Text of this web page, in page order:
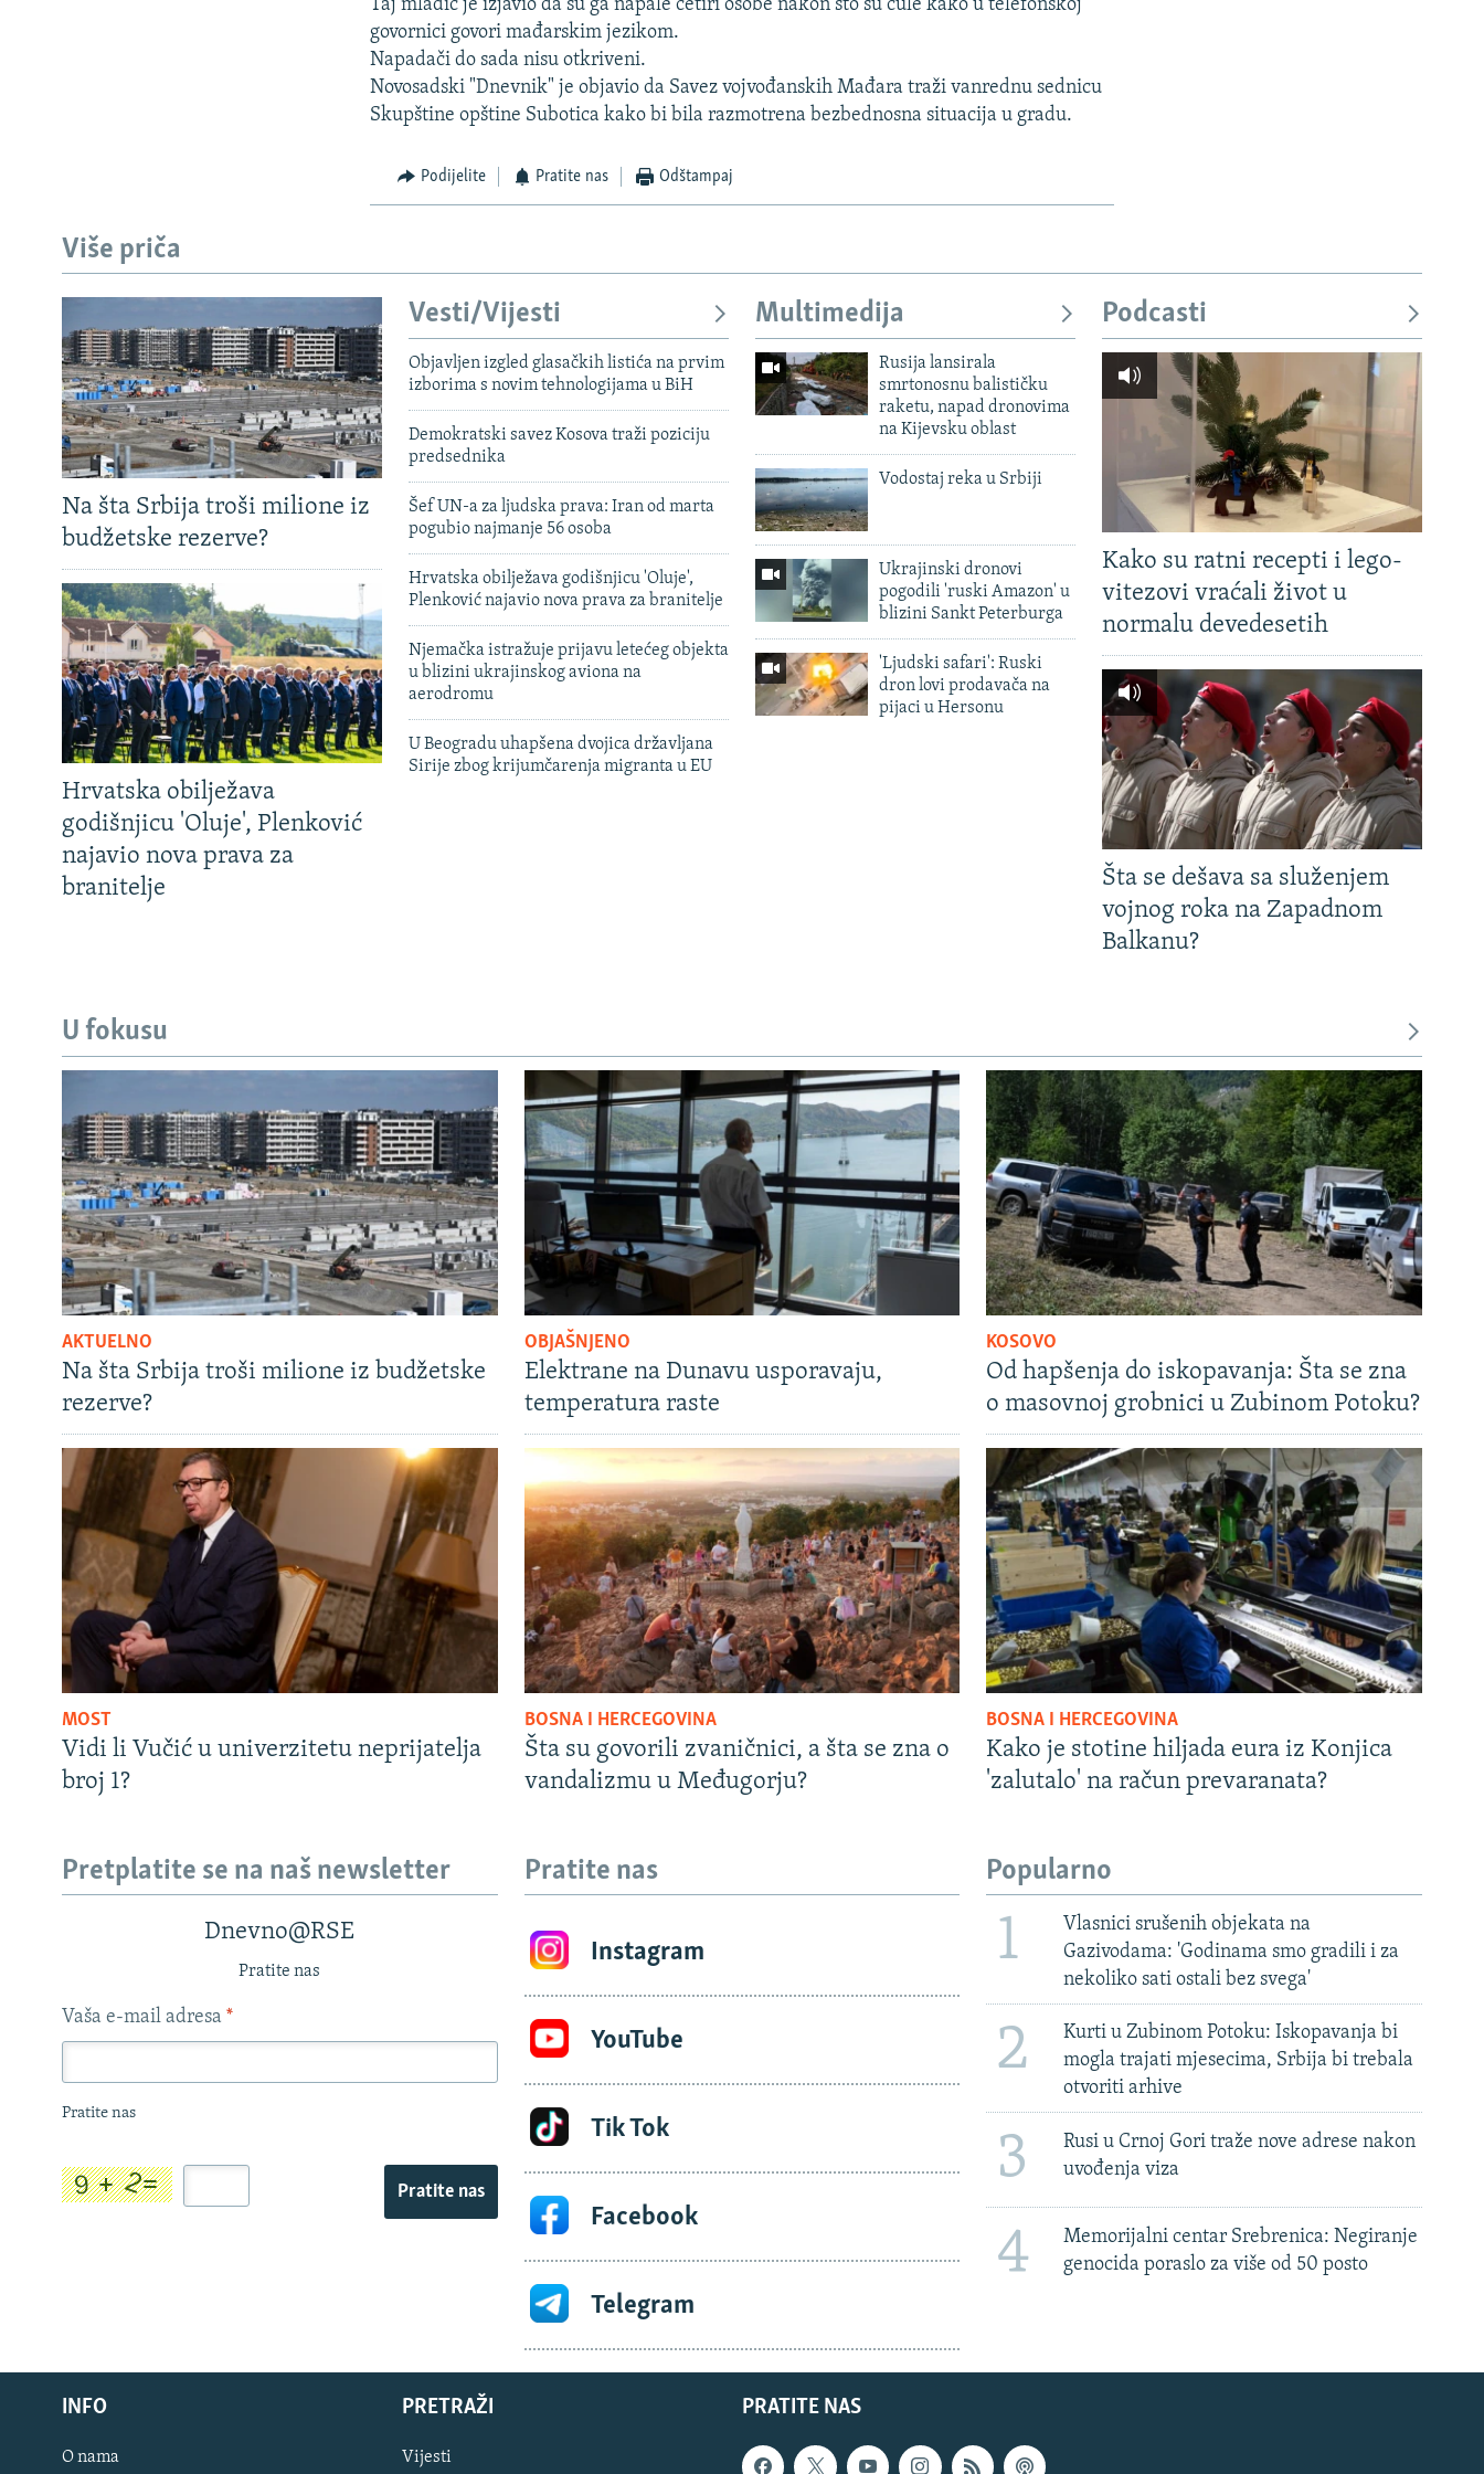
TV LIBERTY
TRI DECENIJE OD RATA U BIH
SVE KARTE DEJTONA
NASTANAK I RASPAD JUGOSLAVIJE
Taj mladić je izjavio da su ga napale četiri osobe nakon što su čule kako u telefonskoj
govornici govori mađarskim jezikom.
Napadači do sada nisu otkriveni.
Novosadski "Dnevnik" je objavio da Savez vojvođanskih Mađara traži vanrednu sednicu
Skupštine opštine Subotica kako bi bila razmotrena bezbednosna situacija u gradu.
Podijelite Pratite nas Odštampaj
Više priča
Na šta Srbija troši milione iz
budžetske rezerve?
Hrvatska obilježava
godišnjicu 'Oluje', Plenković
najavio nova prava za
branitelje
Vesti/Vijesti
Objavljen izgled glasačkih listića na prvim
izborima s novim tehnologijama u BiH
Demokratski savez Kosova traži poziciju
predsednika
Šef UN-a za ljudska prava: Iran od marta
pogubio najmanje 56 osoba
Hrvatska obilježava godišnjicu 'Oluje',
Plenković najavio nova prava za branitelje
Njemačka istražuje prijavu letećeg objekta
u blizini ukrajinskog aviona na
aerodromu
U Beogradu uhapšena dvojica državljana
Sirije zbog krijumčarenja migranta u EU
Multimedija
Rusija lansirala
smrtonosnu balističku
raketu, napad dronovima
na Kijevsku oblast
Vodostaj reka u Srbiji
Ukrajinski dronovi
pogodili 'ruski Amazon' u
blizini Sankt Peterburga
'Ljudski safari': Ruski
dron lovi prodavača na
pijaci u Hersonu
Podcasti
Kako su ratni recepti i lego-
vitezovi vraćali život u
normalu devedesetih
Šta se dešava sa služenjem
vojnog roka na Zapadnom
Balkanu?
U fokusu
AKTUELNO
Na šta Srbija troši milione iz budžetske
rezerve?
OBJAŠNJENO
Elektrane na Dunavu usporavaju,
temperatura raste
KOSOVO
Od hapšenja do iskopavanja: Šta se zna
o masovnoj grobnici u Zubinom Potoku?
MOST
Vidi li Vučić u univerzitetu neprijatelja
broj 1?
BOSNA I HERCEGOVINA
Šta su govorili zvaničnici, a šta se zna o
vandalizmu u Međugorju?
BOSNA I HERCEGOVINA
Kako je stotine hiljada eura iz Konjica
'zalutalo' na račun prevaranata?
Pretplatite se na naš newsletter
Dnevno@RSE
Pratite nas
Vaša e-mail adresa *
Pratite nas
Pratite nas
Pratite nas
Instagram
YouTube
Tik Tok
Facebook
Telegram
Popularno
1
Vlasnici srušenih objekata na
Gazivodama: 'Godinama smo gradili i za
nekoliko sati ostali bez svega'
2
Kurti u Zubinom Potoku: Iskopavanja bi
mogla trajati mjesecima, Srbija bi trebala
otvoriti arhive
3
Rusi u Crnoj Gori traže nove adrese nakon
uvođenja viza
4
Memorijalni centar Srebrenica: Negiranje
genocida poraslo za više od 50 posto
PRATITE NAS
INFO
O nama
PRETRAŽI
Vijesti